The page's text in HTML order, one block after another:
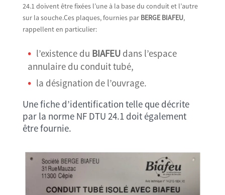
24.1 doivent être fixées l’une à la base du conduit et l’autre
sur la souche.Ces plaques, fournies par BERGE BIAFEU,
rappellent en particulier:
l’existence du BIAFEUdans l’espace
annulaire du conduit tubé,
la désignation de l’ouvrage.
Une fiche d’identification telle que décrite
par la norme NF DTU 24.1 doit également
être fournie.